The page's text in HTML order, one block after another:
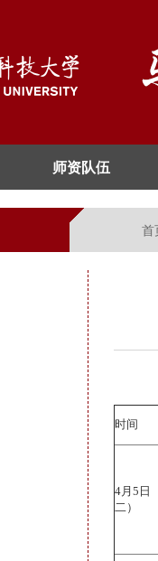
师资队伍
首
时间
4月5
二）